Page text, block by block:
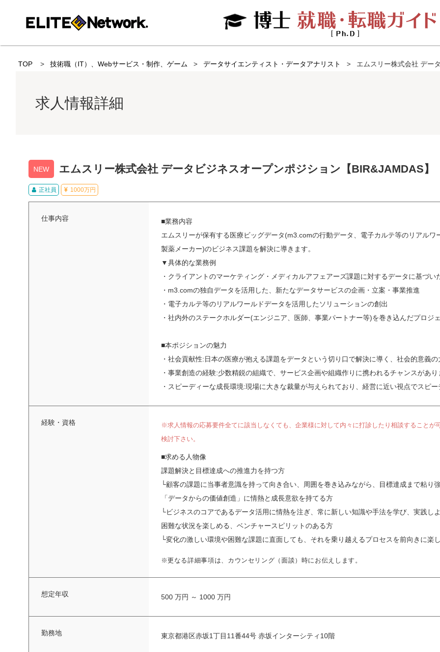
TOP 技術職（IT）、Webサービス・制作、ゲーム データサイエンティスト・データアナリスト エムスリー株式会社 デー
求人情報詳細
NEW エムスリー株式会社 データビジネスオープンポジション【BIR&JAMDAS】
正社員 1000万円
仕事内容
■業務内容
エムスリーが保有する医療ビッグデータ(m3.comの行動データ、電子カルテ等のリアル
製薬メーカー)のビジネス課題を解決に導きます。
▼具体的な業務例
・クライアントのマーケティング・メディカルアフェアーズ課題に対するデータに基づい
・m3.comの独自データを活用した、新たなデータサービスの企画・立案・事業推進
・電子カルテ等のリアルワールドデータを活用したソリューションの創出
・社内外のステークホルダー(エンジニア、医師、事業パートナー等)を巻き込んだプロジ
■本ポジションの魅力
・社会貢献性:日本の医療が抱える課題をデータという切り口で解決に導く、社会的意義の
・事業創造の経験:少数精鋭の組織で、サービス企画や組織作りに携われるチャンスがあり
・スピーディーな成長環境:現場に大きな裁量が与えられており、経営に近い視点でスピ
経験・資格
※求人情報の応募要件全てに該当しなくても、企業様に対して内々に打診したり相談すること
検討下さい。
■求める人物像
課題解決と目標達成への推進力を持つ方
└顧客の課題に当事者意識を持って向き合い、周囲を巻き込みながら、目標達成まで粘り
「データからの価値創造」に情熱と成長意欲を持てる方
└ビジネスのコアであるデータ活用に情熱を注ぎ、常に新しい知識や手法を学び、実践し
困難な状況を楽しめる、ベンチャースピリットのある方
└変化の激しい環境や困難な課題に直面しても、それを乗り越えるプロセスを前向きに楽し
※更なる詳細事項は、カウンセリング（面談）時にお伝えします。
想定年収 500 万円 ～ 1000 万円
勤務地 東京都港区赤坂1丁目11番44号 赤坂インターシティ10階